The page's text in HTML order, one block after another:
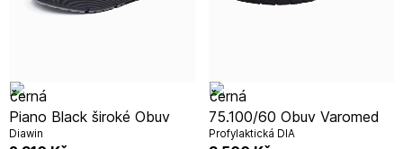
Piano Black široké Obuv
Diawin
75.100/60 Obuv Varomed
Profylaktická DIA